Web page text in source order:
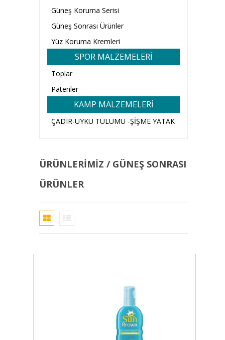
Güneş Koruma Serisi
Güneş Sonrası Ürünler
Yüz Koruma Kremleri
SPOR MALZEMELERİ
Toplar
Patenler
KAMP MALZEMELERİ
ÇADIR-UYKU TULUMU -ŞİŞME YATAK
ÜRÜNLERIMIZ / GÜNEŞ SONRASI
ÜRÜNLER